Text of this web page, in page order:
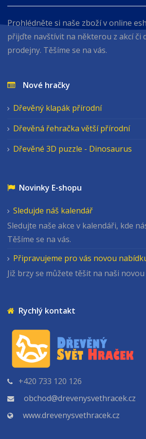
Prohlédněte si naše zboží v online
přijďte navštívit na některou z akcí či
prodejny. Těšíme se na vás.
Nové hračky
Dřevěný klapák přírodní
Dřevěná řehračka větší přírodní
Dřevěné 3D puzzle - Dinosaurus
Novinky E-shopu
Sledujde náš kalendář
Sledujte naše akce v kalendáři, kde
Těšíme se na vás.
Připravujeme pro vás novou
Již brzy se můžete těšit na naši
Rychlý kontakt
+420 733 120 126
obchod@drevenysvethracek.cz
www.drevenysvethracek.cz